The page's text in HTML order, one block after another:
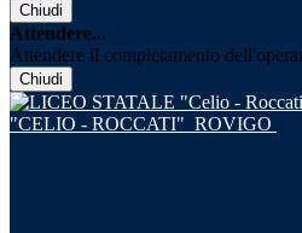
Chiudi
Attendere...
Attendere il completamento
Chiudi
"CELIO - ROCCATI" ROVIGO